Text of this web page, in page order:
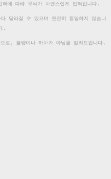
에 따라 무늬가 자연스럽게 입혀집니다.
달라질 수 있으며 완전히 동일하지 않습니
.
로, 불량이나 하자가 아님을 알려드립니다.